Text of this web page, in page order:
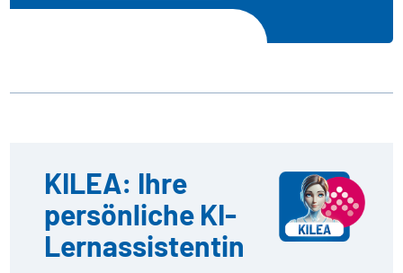
KILEA: Ihre
persönliche KI-
Lernassistentin